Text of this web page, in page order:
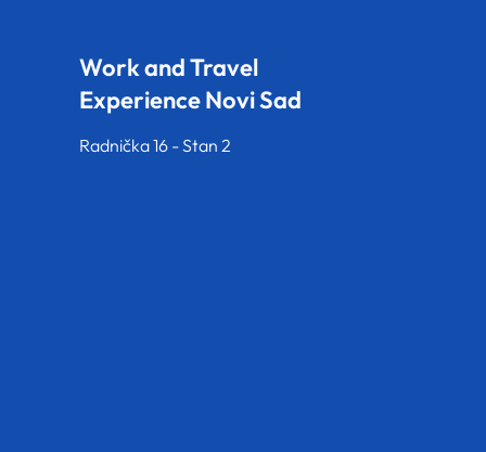
Work and Travel
Experience Novi Sad
Radnička 16 - Stan 2